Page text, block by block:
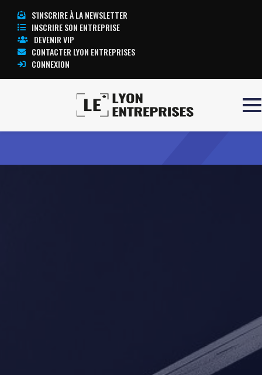
S'INSCRIRE À LA NEWSLETTER
INSCRIRE SON ENTREPRISE
DEVENIR VIP
CONTACTER LYON ENTREPRISES
CONNEXION